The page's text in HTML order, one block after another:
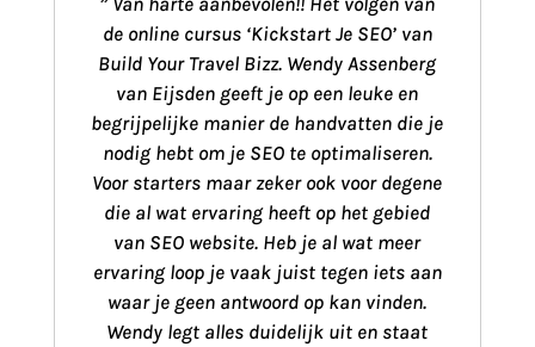
de online cursus ‘Kickstart Je SEO’ van
Build Your Travel Bizz. Wendy Assenberg
van Eijsden geeft je op een leuke en
begrijpelijke manier de handvatten die je
nodig hebt om je SEO te optimaliseren.
Voor starters maar zeker ook voor degene
die al wat ervaring heeft op het gebied
van SEO website. Heb je al wat meer
ervaring loop je vaak juist tegen iets aan
waar je geen antwoord op kan vinden.
Wendy legt alles duidelijk uit en staat